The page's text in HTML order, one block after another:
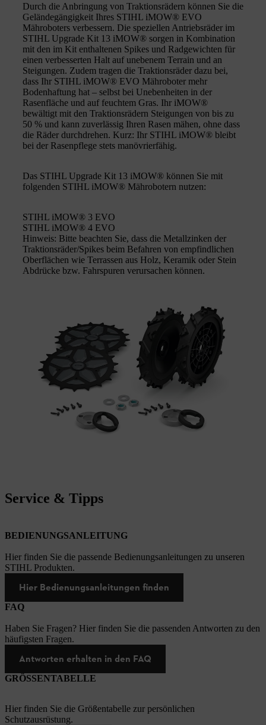
Durch die Anbringung von Traktionsrädern können Sie die
Geländegängigkeit Ihres STIHL iMOW® EVO
Mähroboters verbessern. Die speziellen Antriebsräder im
STIHL Upgrade Kit 13 iMOW® sorgen in Kombination
mit den im Kit enthaltenen Spikes und Radgewichten für
einen verbesserten Halt auf unebenem Terrain und an
Steigungen. Zudem tragen die Traktionsräder dazu bei,
dass Ihr STIHL iMOW® EVO Mähroboter mehr
Bodenhaftung hat – selbst bei Unebenheiten in der
Rasenfläche und auf feuchtem Gras. Ihr iMOW®
bewältigt mit den Traktionsrädern Steigungen von bis zu
50 % und kann zuverlässig Ihren Rasen mähen, ohne dass
die Räder durchdrehen. Kurz: Ihr STIHL iMOW® bleibt
bei der Rasenpflege stets manövrierfähig.
Das STIHL Upgrade Kit 13 iMOW® können Sie mit
folgenden STIHL iMOW® Mährobotern nutzen:
STIHL iMOW® 3 EVO
STIHL iMOW® 4 EVO
Hinweis: Bitte beachten Sie, dass die Metallzinken der
Traktionsräder/Spikes beim Befahren von empfindlichen
Oberflächen wie Terrassen aus Holz, Keramik oder Stein
Abdrücke bzw. Fahrspuren verursachen können.
Service & Tipps
BEDIENUNGSANLEITUNG
Hier finden Sie die passende Bedienungsanleitungen zu unseren
STIHL Produkten.
Hier Bedienungsanleitungen finden
FAQ
Haben Sie Fragen? Hier finden Sie die passenden Antworten zu den
häufigsten Fragen.
Antworten erhalten in den FAQ
GRÖSSENTABELLE
Hier finden Sie die Größentabelle zur persönlichen
Schutzausrüstung.